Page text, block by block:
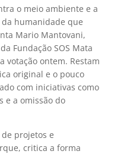
o meio ambiente e a
humanidade que
Mario Mantovani,
Fundação SOS Mata
ontem. Restam
original e o pouco
com iniciativas como
e a omissão do
projetos e
critica a forma